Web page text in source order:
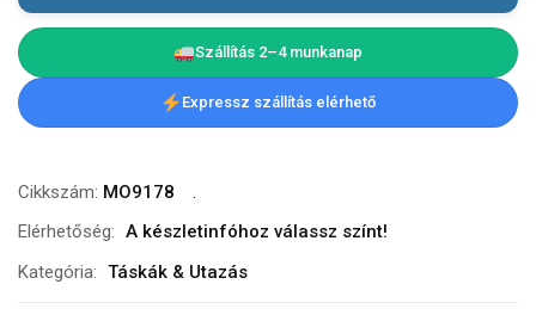
Szállítás 2–4 munkanap
Expressz szállítás elérhető
Cikkszám: MO9178
Elérhetőség: A készletinfóhoz válassz színt!
Kategória: Táskák & Utazás